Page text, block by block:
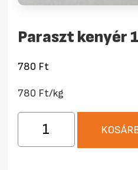
Paraszt kenyér
780 Ft
780 Ft/kg
kenyér
1kg